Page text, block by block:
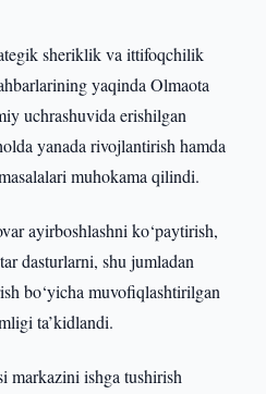
sheriklik va ittifoqchilik
yaqinda Olmaota
uchrashuvida erishilgan
yanada rivojlantirish hamda
muhokama qilindi.
ayirboshlashni ko‘paytirish,
dasturlarni, shu jumladan
bo‘yicha muvofiqlashtirilgan
ta’kidlandi.
markazini ishga tushirish